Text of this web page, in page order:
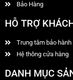
Bảo Hàng
HỖ TRỢ
Trung tâm bảo hành
Hệ thông cửa hàng
DANH MỤC